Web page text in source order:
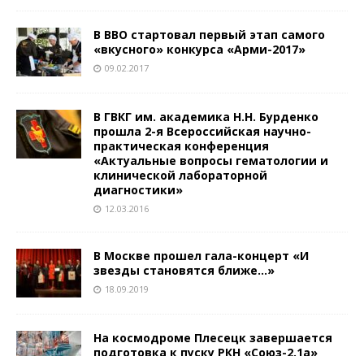
В ВВО стартовал первый этап самого
«вкусного» конкурса «Арми-2017»
09.02.2017
В ГВКГ им. академика Н.Н. Бурденко
прошла 2-я Всероссийская научно-
практическая конференция
«Актуальные вопросы гематологии и
клинической лабораторной
диагностики»
12.03.2016
В Москве прошел гала-концерт «И
звезды становятся ближе…»
18.09.2019
На космодроме Плесецк завершается
подготовка к пуску РКН «Союз-2.1а»